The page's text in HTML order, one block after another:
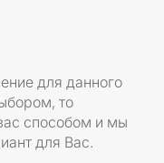
для данного
то
способом и мы
для Вас.